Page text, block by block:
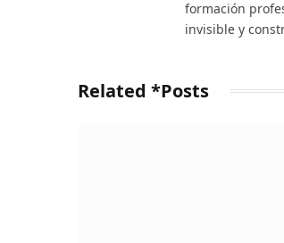
formación
invisible y
Related *Posts